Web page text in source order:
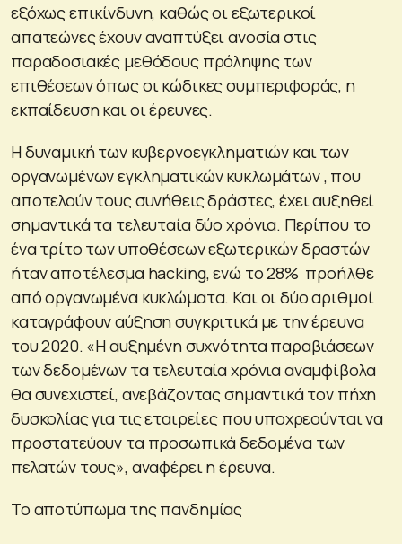
εξόχως επικίνδυνη, καθώς οι εξωτερικοί
απατεώνες έχουν αναπτύξει ανοσία στις
παραδοσιακές μεθόδους πρόληψης των
επιθέσεων όπως οι κώδικες συμπεριφοράς, η
εκπαίδευση και οι έρευνες.
Η δυναμική των κυβερνοεγκληματιών και των
οργανωμένων εγκληματικών κυκλωμάτων , που
αποτελούν τους συνήθεις δράστες, έχει αυξηθεί
σημαντικά τα τελευταία δύο χρόνια. Περίπου το
ένα τρίτο των υποθέσεων εξωτερικών δραστών
ήταν αποτέλεσμα hacking, ενώ το 28% προήλθε
από οργανωμένα κυκλώματα. Και οι δύο αριθμοί
καταγράφουν αύξηση συγκριτικά με την έρευνα
του 2020. «Η αυξημένη συχνότητα παραβιάσεων
των δεδομένων τα τελευταία χρόνια αναμφίβολα
θα συνεχιστεί, ανεβάζοντας σημαντικά τον πήχη
δυσκολίας για τις εταιρείες που υποχρεούνται να
προστατεύουν τα προσωπικά δεδομένα των
πελατών τους», αναφέρει η έρευνα.
Το αποτύπωμα της πανδημίας